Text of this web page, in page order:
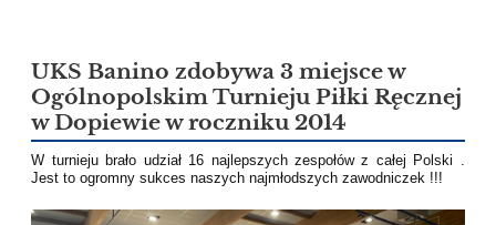
UKS Banino zdobywa 3 miejsce w
Ogólnopolskim Turnieju Piłki Ręcznej
w Dopiewie w roczniku 2014
W turnieju brało udział 16 najlepszych zespołów z całej Polski .
Jest to ogromny sukces naszych najmłodszych zawodniczek !!!